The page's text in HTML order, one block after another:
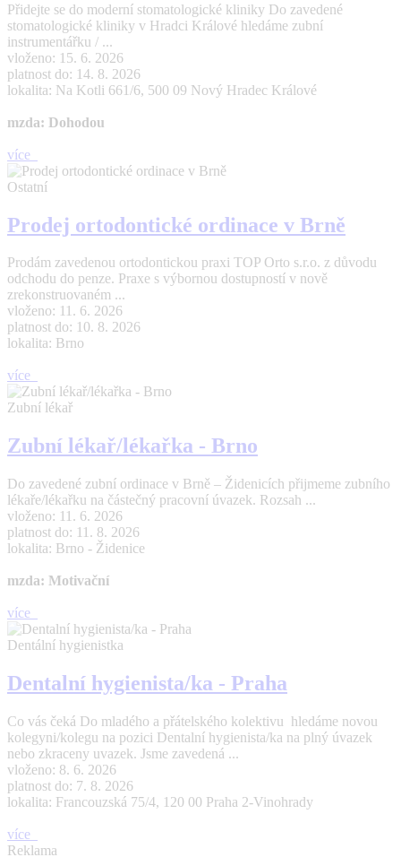
Přidejte se do moderní stomatologické kliniky Do zavedené
stomatologické kliniky v Hradci Králové hledáme zubní
instrumentářku / ...
vloženo: 15. 6. 2026
platnost do: 14. 8. 2026
lokalita: Na Kotli 661/6, 500 09 Nový Hradec Králové
mzda: Dohodou
více
Ostatní
Prodej ortodontické ordinace v Brně
Prodám zavedenou ortodontickou praxi TOP Orto s.r.o. z důvodu
odchodu do penze. Praxe s výbornou dostupností v nově
zrekonstruovaném ...
vloženo: 11. 6. 2026
platnost do: 10. 8. 2026
lokalita: Brno
více
Zubní lékař
Zubní lékař/lékařka - Brno
Do zavedené zubní ordinace v Brně – Židenicích přijmeme zubního
lékaře/lékařku na částečný pracovní úvazek. Rozsah ...
vloženo: 11. 6. 2026
platnost do: 11. 8. 2026
lokalita: Brno - Židenice
mzda: Motivační
více
Dentální hygienistka
Dentalní hygienista/ka - Praha
Co vás čeká Do mladého a přátelského kolektivu hledáme novou
kolegyni/kolegu na pozici Dentalní hygienista/ka na plný úvazek
nebo zkraceny uvazek. Jsme zavedená ...
vloženo: 8. 6. 2026
platnost do: 7. 8. 2026
lokalita: Francouzská 75/4, 120 00 Praha 2-Vinohrady
více
Reklama